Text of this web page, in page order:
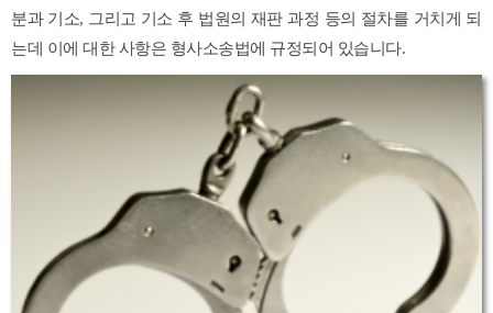
분과 기소, 그리고 기소 후 법원의 재판 과정 등의 절차를 거치게 되
는데 이에 대한 사항은 형사소송법에 규정되어 있습니다.